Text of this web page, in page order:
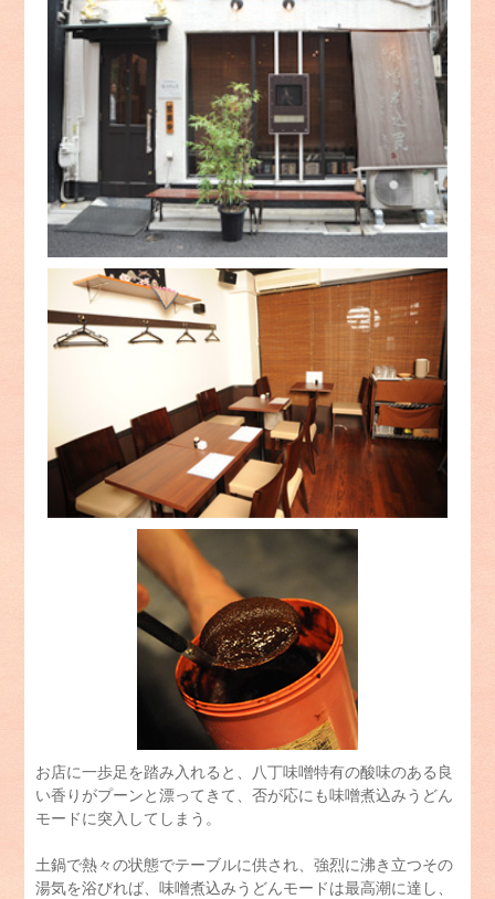
お店に一歩足を踏み入れると、八丁味噌特有の酸味のある良
い香りがプーンと漂ってきて、否が応にも味噌煮込みうどん
モードに突入してしまう。
土鍋で熱々の状態でテーブルに供され、強烈に沸き立つその
湯気を浴びれば、味噌煮込みうどんモードは最高潮に達し、